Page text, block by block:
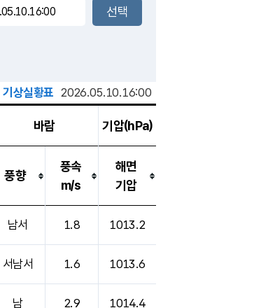
장호원
기상실황표 2026.05.10.16:00
바람 기압(hPa)
풍향
풍속
m/s
해면
기압
남서 1.8 1013.2
서남서 1.6 1013.6
남 2.9 1014.4